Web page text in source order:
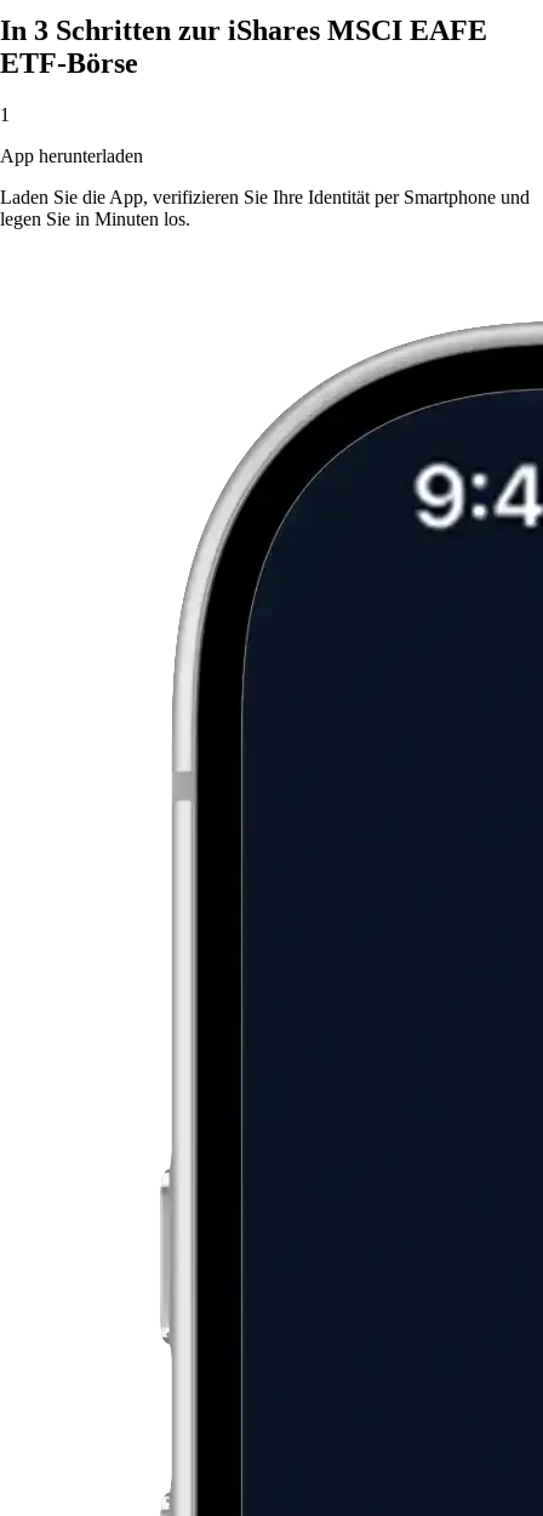
In 3 Schritten zur iShares MSCI EAFE
ETF-Börse
1
App herunterladen
Laden Sie die App, verifizieren Sie Ihre Identität per Smartphone und
legen Sie in Minuten los.